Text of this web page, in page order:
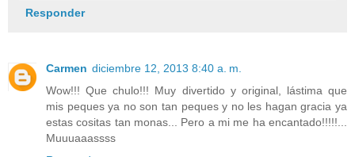
Responder
Carmen diciembre 12, 2013 8:40 a. m.
Wow!!! Que chulo!!! Muy divertido y original, lástima que
mis peques ya no son tan peques y no les hagan gracia ya
estas cositas tan monas... Pero a mi me ha encantado!!!!!...
Muuuaaassss